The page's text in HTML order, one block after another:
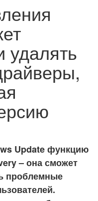
удалять
Update функцию
– она сможет
проблемные